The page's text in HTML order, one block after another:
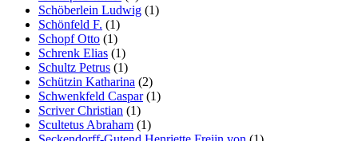
Schöberlein Ludwig (1)
Schönfeld F. (1)
Schopf Otto (1)
Schrenk Elias (1)
Schultz Petrus (1)
Schützin Katharina (2)
Schwenkfeld Caspar(1)
Scriver Christian (1)
Scultetus Abraham (1)